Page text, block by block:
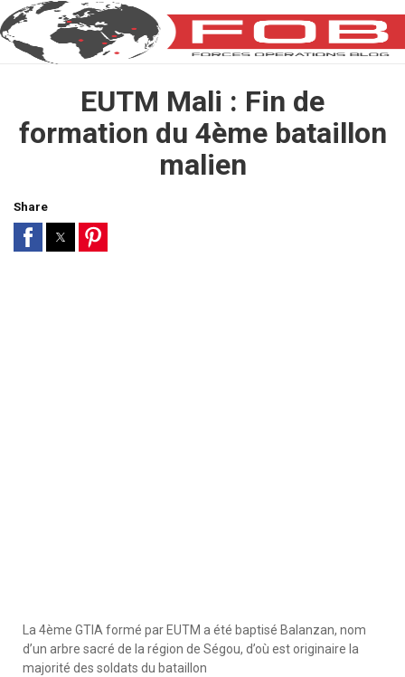
EUTM Mali : Fin de
formation du 4ème bataillon
malien
Share
La 4ème GTIA formé par EUTM a été baptisé Balanzan, nom
d’un arbre sacré de la région de Ségou, d’où est originaire la
majorité des soldats du bataillon